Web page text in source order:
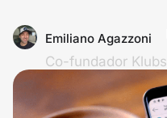
Emiliano Agazzoni
Co-fundador Klubs